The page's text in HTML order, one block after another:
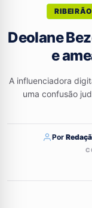
Deolane
e
A influenciadora
uma confusão
Por